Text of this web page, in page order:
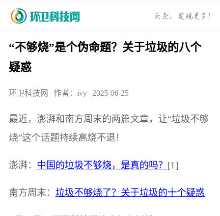
“不够烧”是个伪命题？关于垃圾的八个
疑惑
环卫科技网 作者：ivy 2025-06-25
最近，澎湃和南方周末的两篇文章，让“垃圾不够
烧”这个话题持续高烧不退！
澎湃： 中国的垃圾不够烧，是真的吗？ [1]
南方周末： 垃圾不够烧了？关于垃圾的十个疑惑